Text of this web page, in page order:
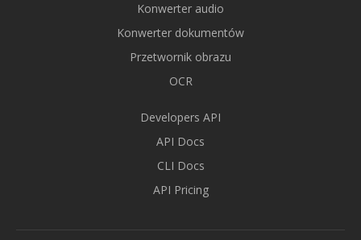
Konwerter audio
Konwerter dokumentów
Przetwornik obrazu
OCR
Developers API
API Docs
CLI Docs
API Pricing